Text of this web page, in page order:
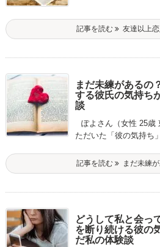
記事を読む 友達以上恋
まだ未練があるの
する彼氏の気持ち
談
ぽよさん（女性 25歳
ただいた「彼の気持ち
記事を読む まだ未練が
どうして私と会っ
を断り続ける彼の
だ私の体験談